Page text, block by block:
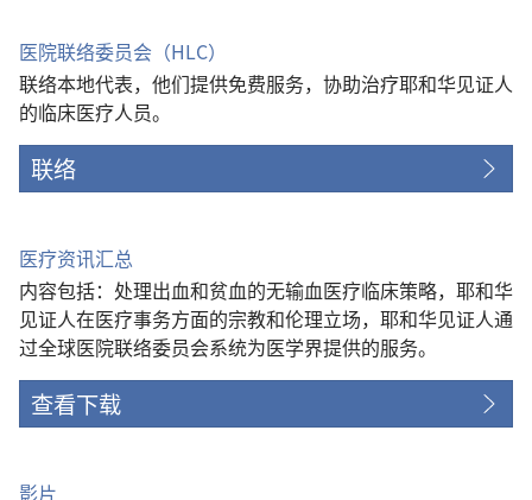
医院联络委员会（HLC）
联络本地代表，他们提供免费服务，协助治疗耶和华见证人
的临床医疗人员。
联络
医疗资讯汇总
内容包括：处理出血和贫血的无输血医疗临床策略，耶和华
见证人在医疗事务方面的宗教和伦理立场，耶和华见证人通
过全球医院联络委员会系统为医学界提供的服务。
查看下载
影片